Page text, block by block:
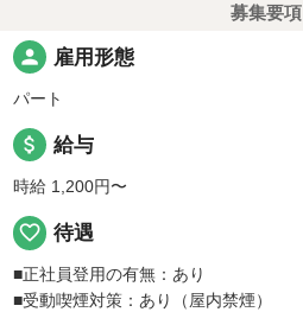
募集要項
person 雇用形態
パート
attach_money 給与
時給 1,200円〜
favorite_border 待遇
■正社員登用の有無：あり
■受動喫煙対策：あり（屋内禁煙）